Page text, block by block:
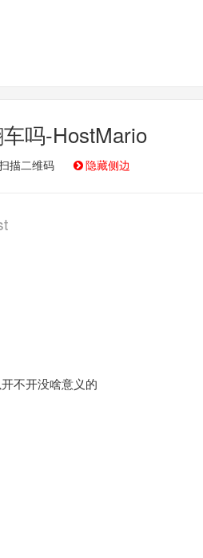
吗-HostMario
描二维码 隐藏侧边
不开没啥意义的